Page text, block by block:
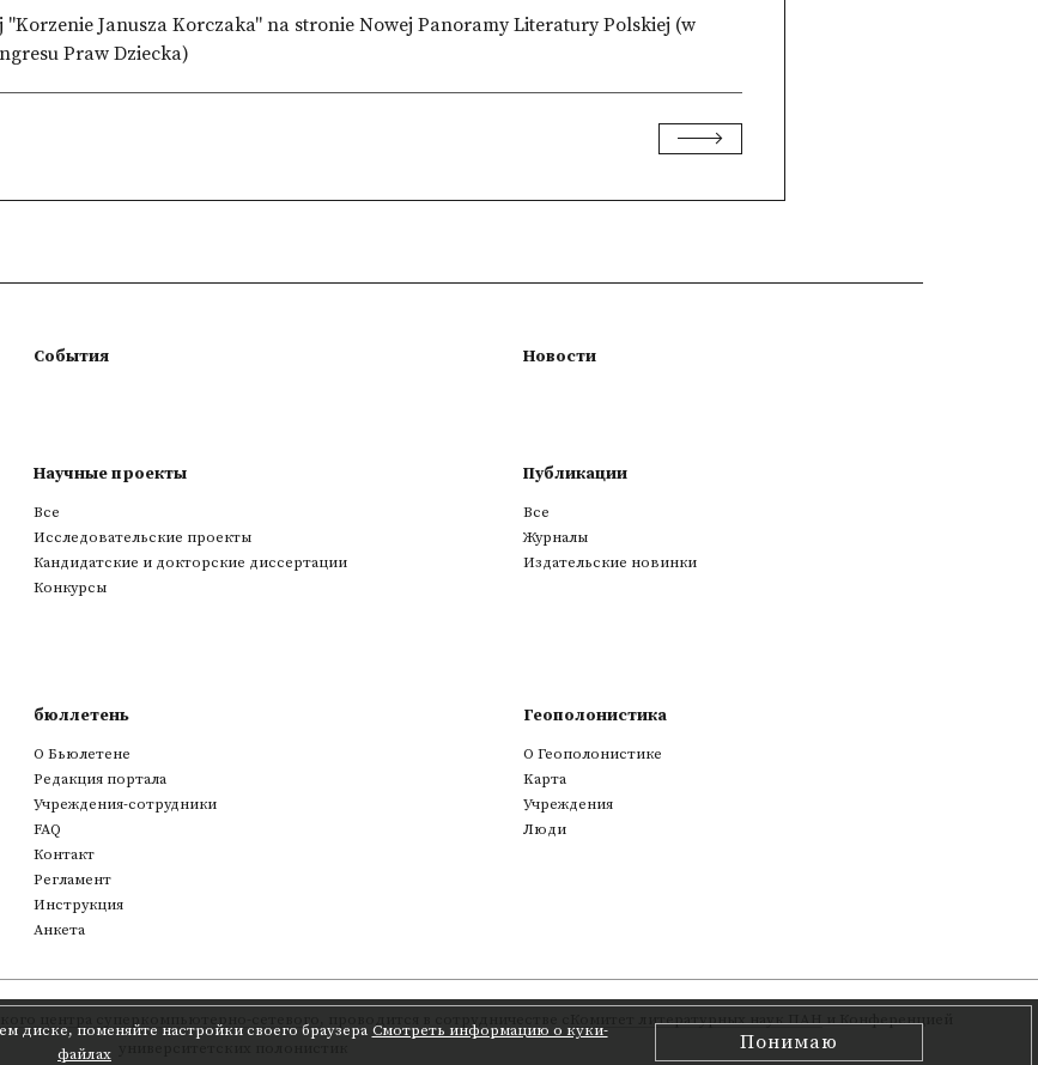
Janusza Korczaka" na stronie Nowej Panoramy Literatury Polskiej (w
Praw Dziecka)
диске, поменяйте настройки своего браузера Смотреть информацию о куки-
файлах
Понимаю
События Новости
Научные проекты
Все
Исследовательские проекты
Кандидатские и докторские диссертации
Конкурсы
Публикации
Все
Журналы
Издательские новинки
бюллетень
О Бьюлетене
Редакция портала
Учреждения-сотрудники
FAQ
Контакт
Регламент
Инструкция
Анкета
Геополонистика
О Геополонистике
Kарта
Учреждения
Люди
центра суперкомпьютерно-сетевого Комитет литературных наук ПАНи Конференцией